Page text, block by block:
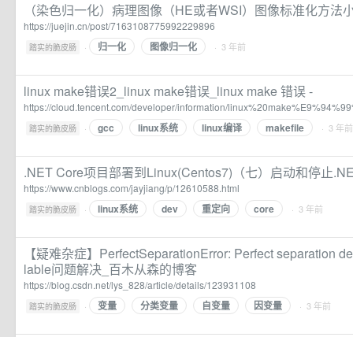
（染色归一化）病理图像（HE或者WSI）图像标准化方法
https://juejin.cn/post/7163108775992229896
踏实的脆皮肠 · 归一化 图像归一化 · 3 年前
linux make错误2_linux make错误_linux make 错误 -
https://cloud.tencent.com/developer/information/
踏实的脆皮肠 · gcc linux系统 linux编译 makefile · 3 年前
.NET Core项目部署到Linux(Centos7)（七）启动和停止
https://www.cnblogs.com/jayjiang/p/12610588.html
踏实的脆皮肠 · linux系统 dev 重定向 core · 3 年前
【疑难杂症】PerfectSeparationError: Perfect separation
lable问题解决_百木从森的博客
https://blog.csdn.net/lys_828/article/details/123931108
踏实的脆皮肠 · 变量 分类变量 自变量 因变量 · 3 年前